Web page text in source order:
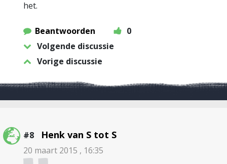
het.
Beantwoorden
0
Volgende discussie
Vorige discussie
#8 Henk van S tot S
20 maart 2015 , 16:35